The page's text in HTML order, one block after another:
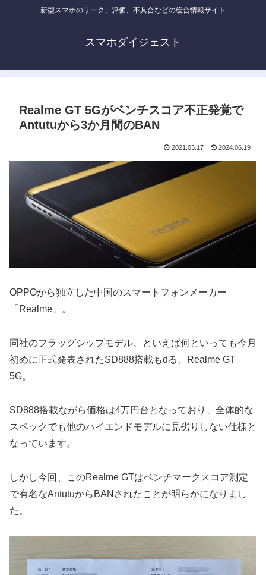
新型スマホのリーク、評価、不具合などの総合情報サイト
スマホダイジェスト
Realme GT 5Gがベンチスコア不正発覚で
Antutuから3か月間のBAN
2021.03.17 2024.06.19
OPPOから独立した中国のスマートフォンメーカー
「Realme」。
同社のフラッグシップモデル、といえば何といっても今月
初めに正式発表されたSD888搭載もdる、Realme GT
5G。
SD888搭載ながら価格は4万円台となっており、全体的な
スペックでも他のハイエンドモデルに見劣りしない仕様と
なっています。
しかし今回、このRealme GTはベンチマークスコア測定
で有名なAntutuからBANされたことが明らかになりまし
た。